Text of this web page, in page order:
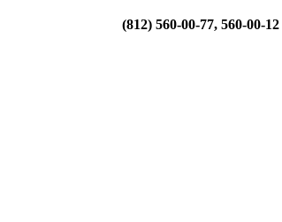
(812) 560-00-77, 560-00-12